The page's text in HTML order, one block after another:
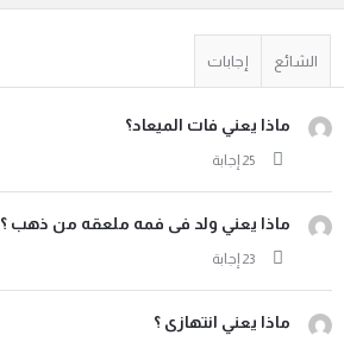
الشائع إجابات
ماذا يعني فات الميعاد؟
‏‫25 إجابة
ماذا يعني ولد فى فمه ملعقه من ذهب ؟
‏‫23 إجابة
ماذا يعني انتهازى ؟